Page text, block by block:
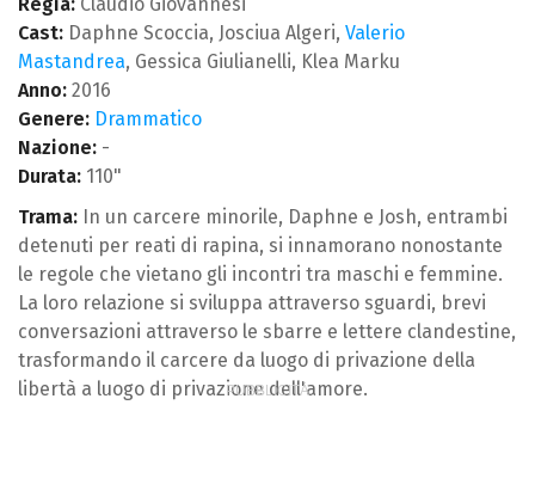
Cast: Daphne Scoccia, Josciua Algeri, Valerio
Mastandrea, Gessica Giulianelli, Klea Marku
Anno: 2016
Genere: Drammatico
Nazione: -
Durata: 110"
Trama: In un carcere minorile, Daphne e Josh, entrambi
detenuti per reati di rapina, si innamorano nonostante
le regole che vietano gli incontri tra maschi e femmine.
La loro relazione si sviluppa attraverso sguardi, brevi
conversazioni attraverso le sbarre e lettere clandestine,
trasformando il carcere da luogo di privazione della
libertà a luogo di privazione dell'amore.